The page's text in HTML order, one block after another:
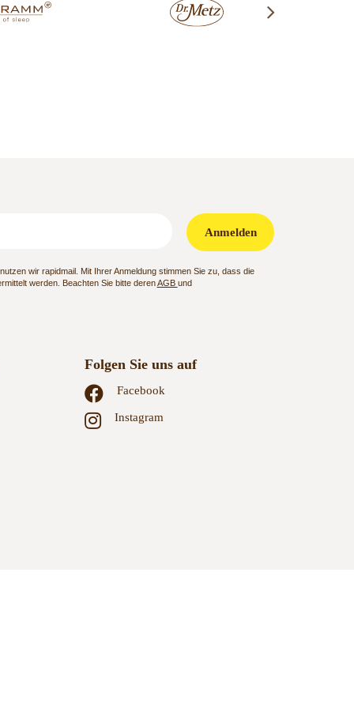
Anmelden
wir rapidmail. Mit Ihrer Anmeldung stimmen Sie zu, dass die
werden. Beachten Sie bitte derenAGB und
Folgen Sie uns auf
Facebook
Instagram